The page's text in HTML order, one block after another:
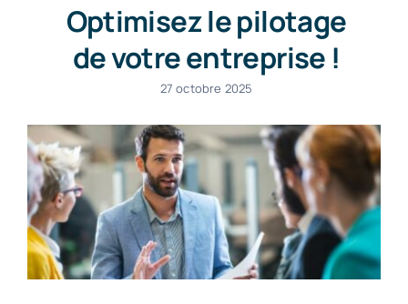
Optimisez le pilotage
de votre entreprise !
27 octobre 2025